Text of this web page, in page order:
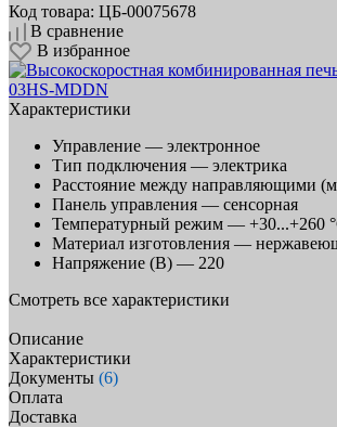
Код товара: ЦБ-00075678
В сравнение
В избранное
Характеристики
Управление — электронное
Тип подключения — электрика
Расстояние между направляющими
Панель управления — сенсорная
Температурный режим — +30...+260
Материал изготовления —
Напряжение (В) — 220
Смотреть все характеристики
Описание
Характеристики
Документы (6)
Оплата
Доставка